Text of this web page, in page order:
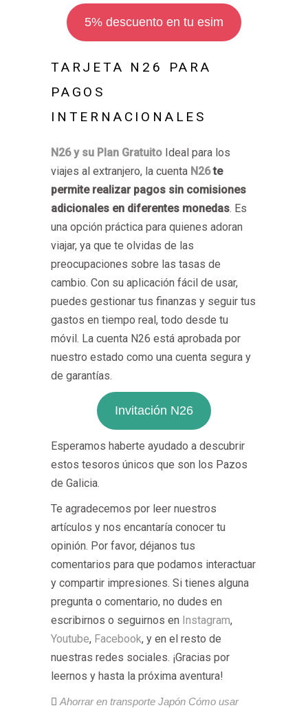
5% descuento en tu esim
TARJETA N26 PARA
PAGOS
INTERNACIONALES
N26 y su Plan Gratuito Ideal para los
viajes al extranjero, la cuenta N26te
permite realizar pagos sin comisiones
adicionales en diferentes monedas. Es
una opción práctica para quienes adoran
viajar, ya que te olvidas de las
preocupaciones sobre las tasas de
cambio. Con su aplicación fácil de usar,
puedes gestionar tus finanzas y seguir tus
gastos en tiempo real, todo desde tu
móvil. La cuenta N26 está aprobada por
nuestro estado como una cuenta segura y
de garantías.
Invitación N26
Esperamos haberte ayudado a descubrir
estos tesoros únicos que son los Pazos
de Galicia.
Te agradecemos por leer nuestros
artículos y nos encantaría conocer tu
opinión. Por favor, déjanos tus
comentarios para que podamos interactuar
y compartir impresiones. Si tienes alguna
pregunta o comentario, no dudes en
escribirnos o seguirnos en Instagram,
Youtube, Facebook, y en el resto de
nuestras redes sociales. ¡Gracias por
leernos y hasta la próxima aventura!
Ahorrar en transporte Japón Cómo usar